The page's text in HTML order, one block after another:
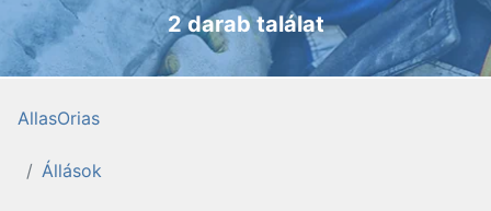
2 darab találat
AllasOrias
Állások